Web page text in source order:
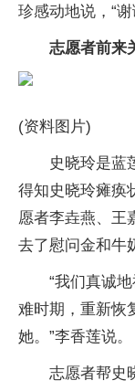
珍感动地说，“
志愿者前来
(资料图片)
史晓玲是蓝
得知史晓玲瘫痪
愿者李垚燕、王
去了慰问金和牛
“我们真诚
难时期，重新恢
她。”李香莲说。
志愿者帮史